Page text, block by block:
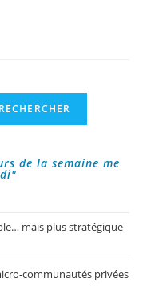
RECHERCHER
de la semaine me
mais plus stratégique
communautés privées